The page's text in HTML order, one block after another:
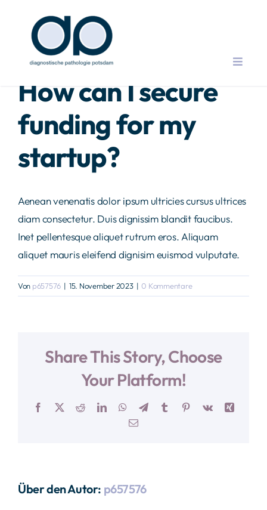
springen
Toggle
Home
Leistungen
Service
Karriere
Labor
How can I secure
funding for my
startup?
Aenean venenatis dolor ipsum ultricies cursus ultrices
diam consectetur. Duis dignissim blandit faucibus.
Inet pellentesque aliquet rutrum eros. Aliquam
aliquet mauris eleifend dignisim euismod vulputate.
Von p657576 | 15. November 2023 | 0 Kommentare
Share This Story, Choose
Your Platform!
Facebook
X RedditLinkedInWhatsApp
TelegramTumblrPinterestVk
Xing
E-
Über den Autor: p657576